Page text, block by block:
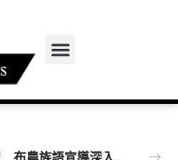
信義分局跨域整備2026城鎮韌性演習 布農族語宣導深入原鄉部落